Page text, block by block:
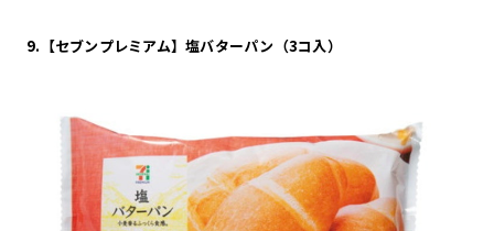
9.【セブンプレミアム】塩バターパン（3コ入）